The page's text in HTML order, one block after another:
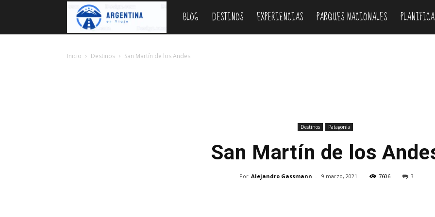
Argentina
BLOG DESTINOS EXPERIENCIAS PARQUES NACIONALES
Inicio Destinos San Martín de los Andes
Destinos Patagonia
San Martín de los
Por Alejandro Gassmann - 9 marzo, 2021 7606 3